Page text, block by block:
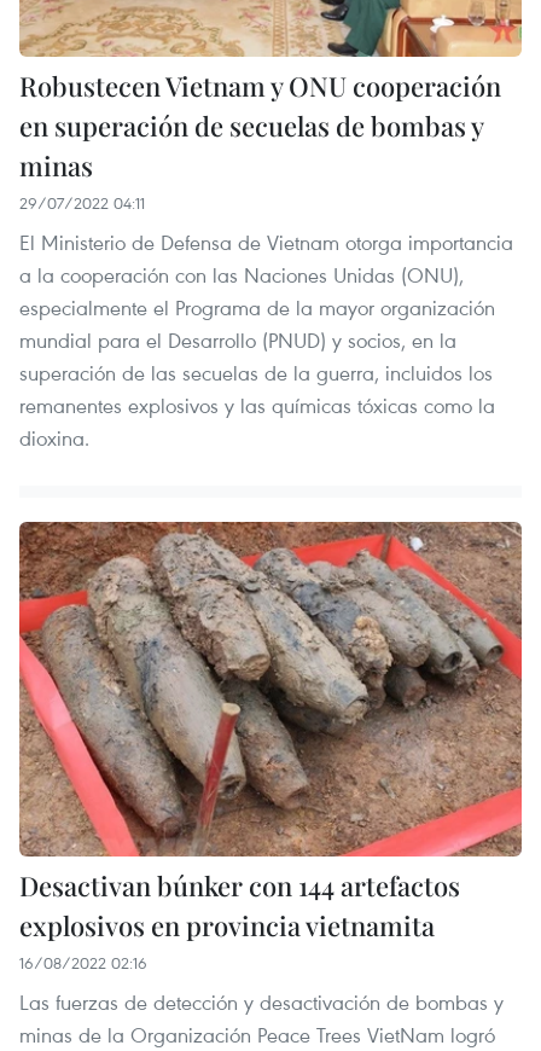
Robustecen Vietnam y ONU cooperación
en superación de secuelas de bombas y
minas
29/07/2022 04:11
El Ministerio de Defensa de Vietnam otorga importancia
a la cooperación con las Naciones Unidas (ONU),
especialmente el Programa de la mayor organización
mundial para el Desarrollo (PNUD) y socios, en la
superación de las secuelas de la guerra, incluidos los
remanentes explosivos y las químicas tóxicas como la
dioxina.
Desactivan búnker con 144 artefactos
explosivos en provincia vietnamita
16/08/2022 02:16
Las fuerzas de detección y desactivación de bombas y
minas de la Organización Peace Trees VietNam logró